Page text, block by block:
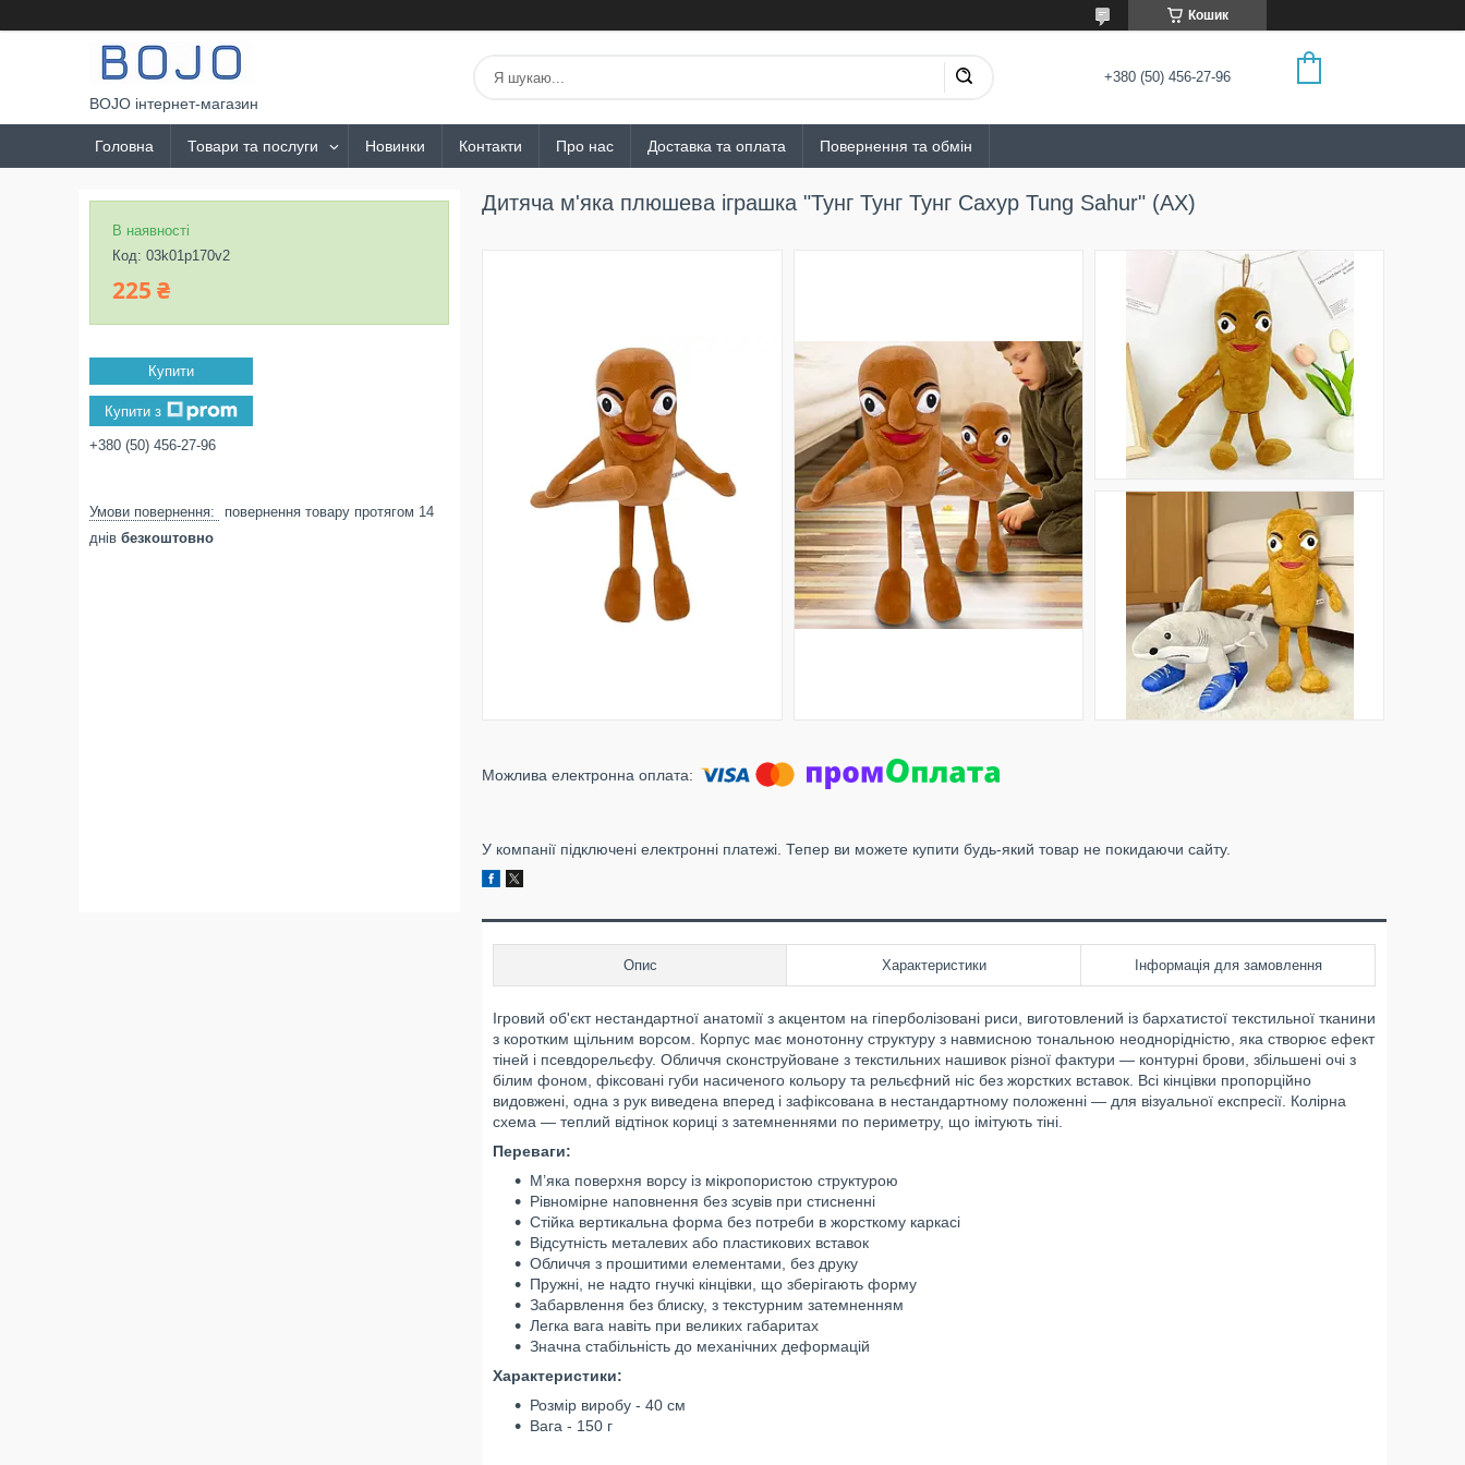
Кошик
BOJO інтернет-магазин
+380 (50) 456-27-96
Головна Товари та послуги Новинки Контакти Про нас Доставка та оплата Повернення та обмін
Дитяча м'яка плюшева іграшка "Тунг Тунг Тунг Сахур Tung Sahur" (AX)
У компанії підключені електронні платежі. Тепер ви можете купити будь-який товар не покидаючи сайту.
Опис Характеристики Інформація для замовлення
Ігровий об'єкт нестандартної анатомії з акцентом на гіперболізовані риси, виготовлений із бархатистої текстильної тканини
з коротким щільним ворсом. Корпус має монотонну структуру з навмисною тональною неоднорідністю, яка створює ефект
тіней і псевдорельєфу. Обличчя сконструйоване з текстильних нашивок різної фактури — контурні брови, збільшені очі з
білим фоном, фіксовані губи насиченого кольору та рельєфний ніс без жорстких вставок. Всі кінцівки пропорційно
видовжені, одна з рук виведена вперед і зафіксована в нестандартному положенні — для візуальної експресії. Колірна
схема — теплий відтінок кориці з затемненнями по периметру, що імітують тіні.
Переваги:
М’яка поверхня ворсу із мікропористою структурою
Рівномірне наповнення без зсувів при стисненні
Стійка вертикальна форма без потреби в жорсткому каркасі
Відсутність металевих або пластикових вставок
Обличчя з прошитими елементами, без друку
Пружні, не надто гнучкі кінцівки, що зберігають форму
Забарвлення без блиску, з текстурним затемненням
Легка вага навіть при великих габаритах
Значна стабільність до механічних деформацій
Характеристики:
Розмір виробу - 40 см
Вага - 150 г
В наявності
Код: 03k01p170v2
225 ₴
Купити
Купити з
+380 (50) 456-27-96
повернення товару протягом 14
днів безкоштовно